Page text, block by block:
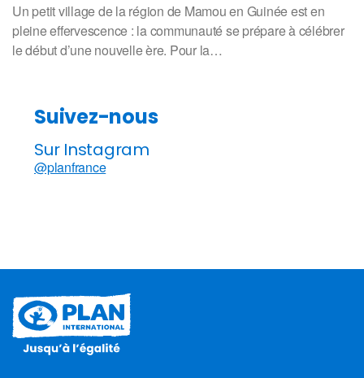
Un petit village de la région de Mamou en Guinée est en
pleine effervescence : la communauté se prépare à célébrer
le début d’une nouvelle ère. Pour la…
Suivez-nous
Sur Instagram
@planfrance